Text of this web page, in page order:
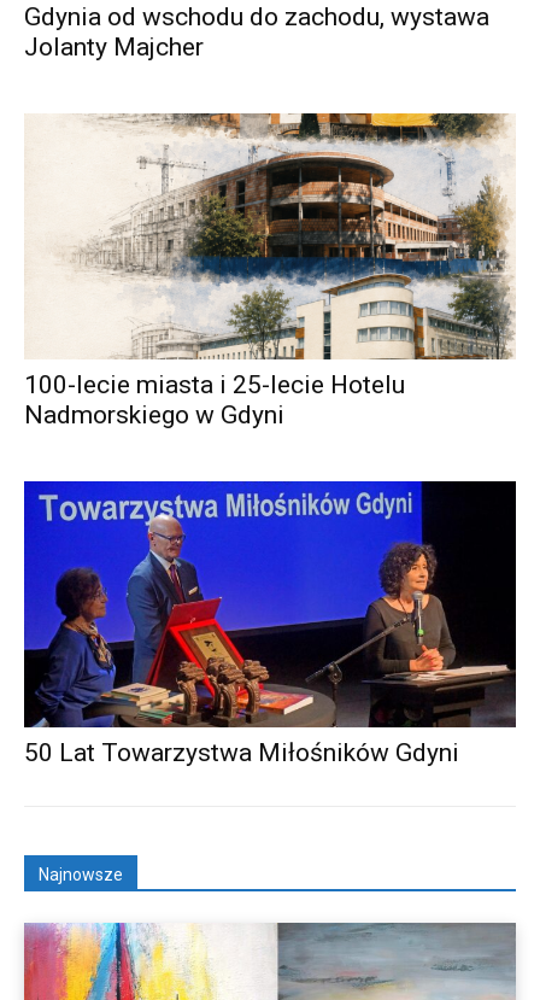
Gdynia od wschodu do zachodu, wystawa
Jolanty Majcher
100-lecie miasta i 25-lecie Hotelu
Nadmorskiego w Gdyni
50 Lat Towarzystwa Miłośników Gdyni
Najnowsze